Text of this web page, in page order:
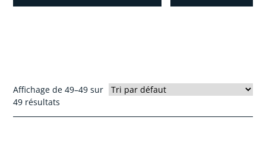
Affichage de 49–49 sur
49 résultats